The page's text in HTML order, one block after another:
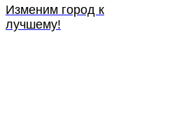
Изменим город к
лучшему!